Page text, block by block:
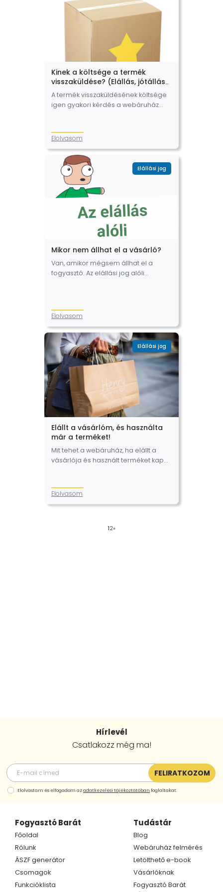
Kinek a költsége a termék
visszaküldése? (Elállás, jótállás
és kellékszavatosság esetén)
A termék visszaküldésének költsége
igen gyakori kérdés a webáruház
jótállási jogok gyakorlása esetén.
Elolvasom
Elállási jog
Mikor nem állhat el a vásárló?
Van, amikor mégsem állhat el a
fogyasztó. Az elállási jog alóli
Elolvasom
Elállási jog
Elállt a vásárlóm, és használta
már a terméket!
Mit tehet a webáruház, ha elállt a
vásárlója és használt terméket kap
szabályait, és többek között fel kell
Elolvasom
12»
Fogyasztó Barát
Főoldal
Rólunk
ÁSZF generátor
Csomagok
Funkcióklista
Tudástár
Blog
Webáruház felmérés
Letölthető e-book
Vásárlóknak
Fogyasztó Barát
Hírlevél
Csatlakozz még ma!
FELIRATKOZOM
Elolvastam és elfogadom azadatkezelési tájékoztatóban foglaltakat.